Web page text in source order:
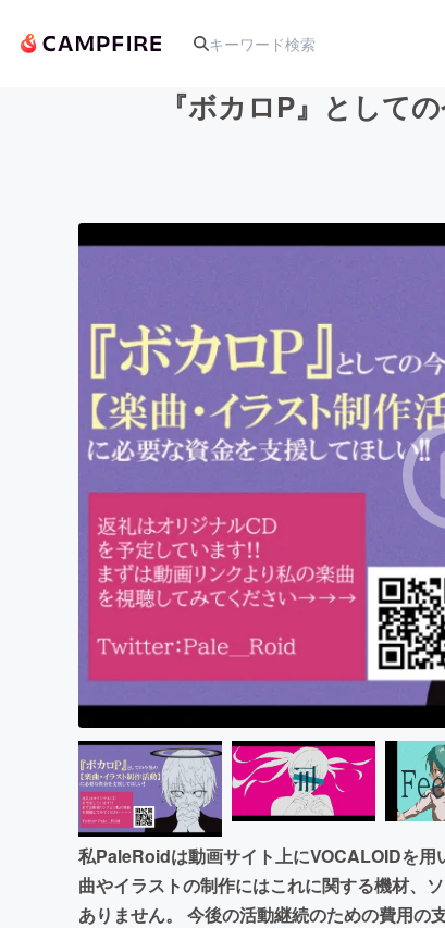
テクノロジー・ガジェット
ビジネス・起業
『ボカロP』として
私PaleRoidは動画サイト上にVOCALOIDを
曲やイラストの制作にはこれに関する機材、
ありません。 今後の活動継続のための費用の